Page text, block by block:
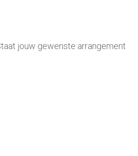
jouw gewenste arrangement